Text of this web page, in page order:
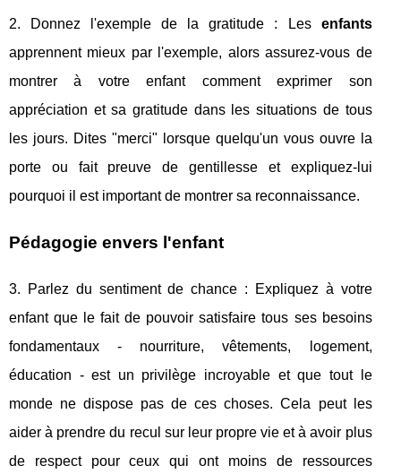
2. Donnez l'exemple de la gratitude : Les enfants
apprennent mieux par l'exemple, alors assurez-vous de
montrer à votre enfant comment exprimer son
appréciation et sa gratitude dans les situations de tous
les jours. Dites "merci" lorsque quelqu'un vous ouvre la
porte ou fait preuve de gentillesse et expliquez-lui
pourquoi il est important de montrer sa reconnaissance.
Pédagogie envers l'enfant
3. Parlez du sentiment de chance : Expliquez à votre
enfant que le fait de pouvoir satisfaire tous ses besoins
fondamentaux - nourriture, vêtements, logement,
éducation - est un privilège incroyable et que tout le
monde ne dispose pas de ces choses. Cela peut les
aider à prendre du recul sur leur propre vie et à avoir plus
de respect pour ceux qui ont moins de ressources